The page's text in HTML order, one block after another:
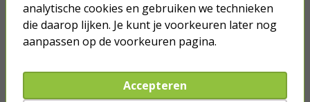
Netwerkkabel | Cat6 S/FTP | 1.5
meter (100% koper, LSZH, Blauw)
analytische cookies en gebruiken we technieken
die daarop lijken. Je kunt je voorkeuren later nog
aanpassen op de voorkeuren pagina.
Accepteren